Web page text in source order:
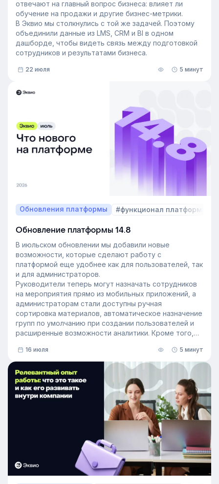
отвечают на главный вопрос бизнеса: влияет ли
обучение на продажи и другие бизнес-метрики.
В Эквио мы столкнулись с той же задачей. Поэтому
объединили данные из LMS, CRM и BI в одном
дашборде, чтобы видеть связь между подготовкой
сотрудников и результатами бизнеса.
22 июля 5 минут
Обновления платформы #функционал платформы
Обновление платформы 14.8
В июльском обновлении мы добавили новые
возможности, которые сделают работу с
платформой еще удобнее как для пользователей, так
и для администраторов.
Руководители теперь могут назначать сотрудников
на мероприятия прямо из мобильных приложений, а
администраторам стали доступны ручная
сортировка материалов, автоматическое назначение
групп по умолчанию при создании пользователей и
расширенные возможности аналитики. Кроме того,
он охватывает и материалы из раздела «Проводник».
16 июля 5 минут